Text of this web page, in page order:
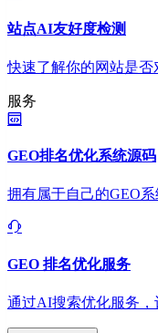
站点AI友好度检测
快速了解你的网站是
服务
GEO排名优化系统源码
拥有属于自己的GEO
GEO 排名优化服务
通过AI搜索优化服务